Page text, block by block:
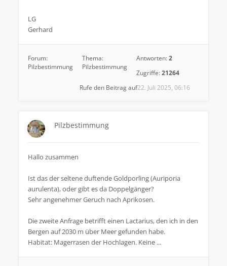
LG
Gerhard
Forum:
Pilzbestimmung
Thema:
Pilzbestimmung
Antworten:2
Zugriffe:21264
22. Juli 2025, 06:16
Rufe den Beitrag auf
Pilzbestimmung
Hallo zusammen
Ist das der seltene duftende Goldporling (Auriporia
aurulenta), oder gibt es da Doppelgänger?
Sehr angenehmer Geruch nach Aprikosen.
Die zweite Anfrage betrifft einen Lactarius, den ich in den
Bergen auf 2030 m über Meer gefunden habe.
Habitat: Magerrasen der Hochlagen. Keine ...